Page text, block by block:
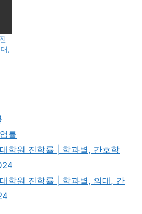
,
률
학원 진학률 | 학과별, 간호학
학원 진학률 | 학과별, 의대, 간